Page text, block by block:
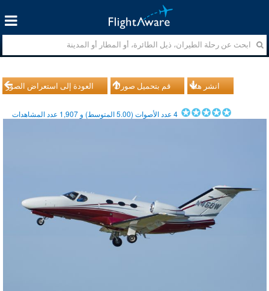
العودة إلى استعراض الصور قم بتحميل صورك انشر هذا
4عدد الأصوات (5.00المتوسط) و 1,907 عدد المشاهدات